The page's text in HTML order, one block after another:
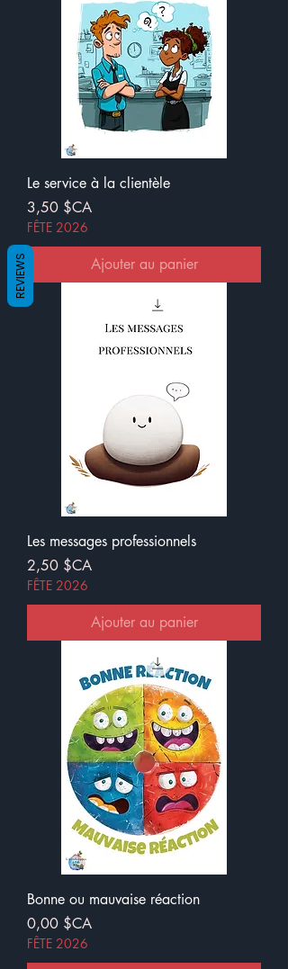
Le service à la clientèle
Prix
3,50 $CA
FÊTE 2026
Ajouter au panier
Les messages professionnels
Prix
2,50 $CA
FÊTE 2026
Ajouter au panier
Bonne ou mauvaise réaction
Prix
0,00 $CA
FÊTE 2026
REVIEWS